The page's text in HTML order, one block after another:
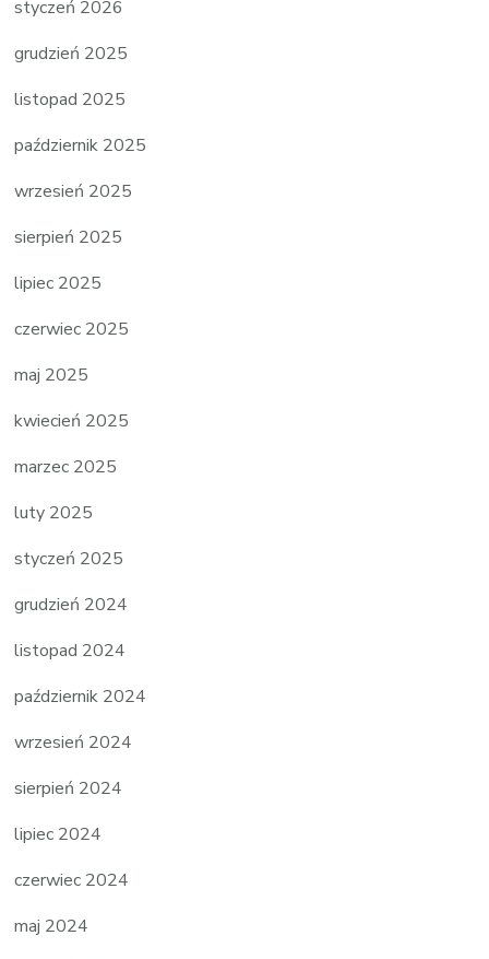
styczeń 2026
grudzień 2025
listopad 2025
październik 2025
wrzesień 2025
sierpień 2025
lipiec 2025
czerwiec 2025
maj 2025
kwiecień 2025
marzec 2025
luty 2025
styczeń 2025
grudzień 2024
listopad 2024
październik 2024
wrzesień 2024
sierpień 2024
lipiec 2024
czerwiec 2024
maj 2024